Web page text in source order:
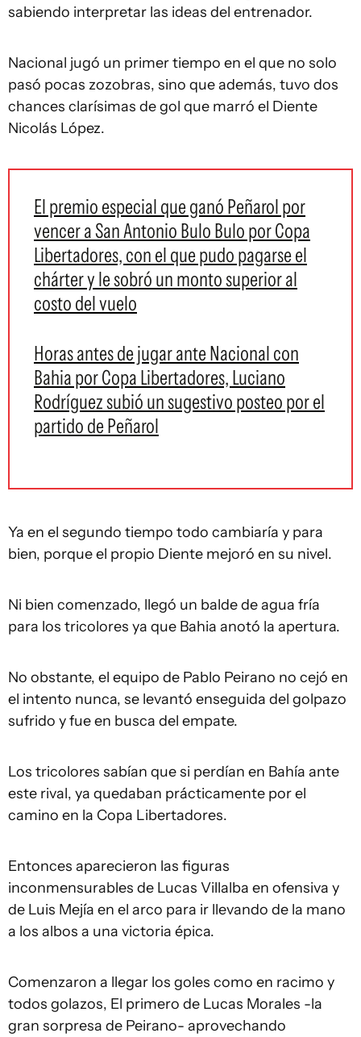
sabiendo interpretar las ideas del entrenador.
Nacional jugó un primer tiempo en el que no solo
pasó pocas zozobras, sino que además, tuvo dos
chances clarísimas de gol que marró el Diente
Nicolás López.
El premio especial que ganó Peñarol por
vencer a San Antonio Bulo Bulo por Copa
Libertadores, con el que pudo pagarse el
chárter y le sobró un monto superior al
costo del vuelo
Horas antes de jugar ante Nacional con
Bahia por Copa Libertadores, Luciano
Rodríguez subió un sugestivo posteo por el
partido de Peñarol
Ya en el segundo tiempo todo cambiaría y para
bien, porque el propio Diente mejoró en su nivel.
Ni bien comenzado, llegó un balde de agua fría
para los tricolores ya que Bahia anotó la apertura.
No obstante, el equipo de Pablo Peirano no cejó en
el intento nunca, se levantó enseguida del golpazo
sufrido y fue en busca del empate.
Los tricolores sabían que si perdían en Bahía ante
este rival, ya quedaban prácticamente por el
camino en la Copa Libertadores.
Entonces aparecieron las figuras
inconmensurables de Lucas Villalba en ofensiva y
de Luis Mejía en el arco para ir llevando de la mano
a los albos a una victoria épica.
Comenzaron a llegar los goles como en racimo y
todos golazos, El primero de Lucas Morales -la
gran sorpresa de Peirano- aprovechando